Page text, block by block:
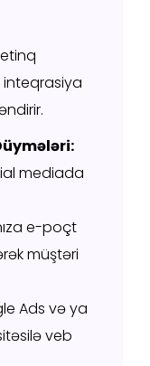
inteqrasiya
mediada
e-poçt
müştəri
Ads və ya
veb